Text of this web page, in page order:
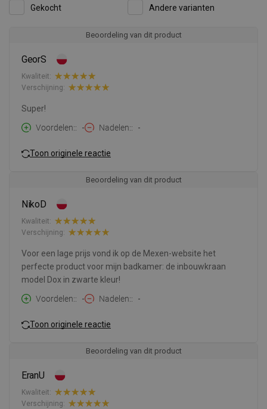
Gekocht Andere varianten
Beoordeling van dit product
GeorS
Kwaliteit:
Verschijning:
Super!
Voordelen:
- Nadelen: -
Toon originele reactie
Beoordeling van dit product
NikoD
Kwaliteit:
Verschijning:
Voor een lage prijs vond ik op de Mexen-website het
perfecte product voor mijn badkamer: de inbouwkraan
model Dox in zwarte kleur!
Voordelen:
- Nadelen: -
Toon originele reactie
Beoordeling van dit product
EranU
Kwaliteit:
Verschijning: